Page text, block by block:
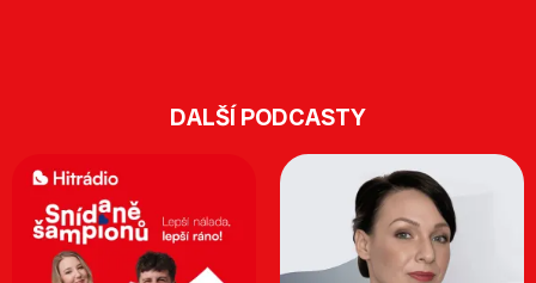
DALŠÍ PODCASTY